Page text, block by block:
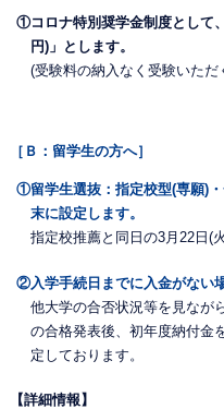
①コロナ特別奨学金制度として
円)」とします。
(受験料の納入なく受験いただ
［Ｂ：留学生の方へ］
①留学生選抜：指定校型(専願)
末に設定します。
指定校推薦と同日の3月22日(
②入学手続日までに入金がない
他大学の合否状況等を見なが
の合格発表後、初年度納付金
定しております。
【詳細情報】